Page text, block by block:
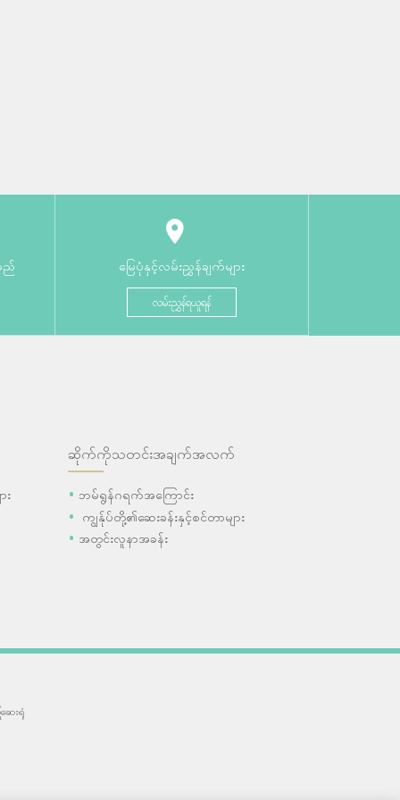
ည် မြေပုံနှင့်လမ်းညွှန်ချက်များ
လမ်းညွှန်ရယူရန်
း
ဆိုက်ကိုသတင်းအချက်အလက်
ဘမ်ရွန်ဂရက်အကြောင်း
ကျွန်ုပ်တို့၏ဆေးခန်းနှင့်စင်တာများ
အတွင်းလူနာအခန်း
ေးရုံ